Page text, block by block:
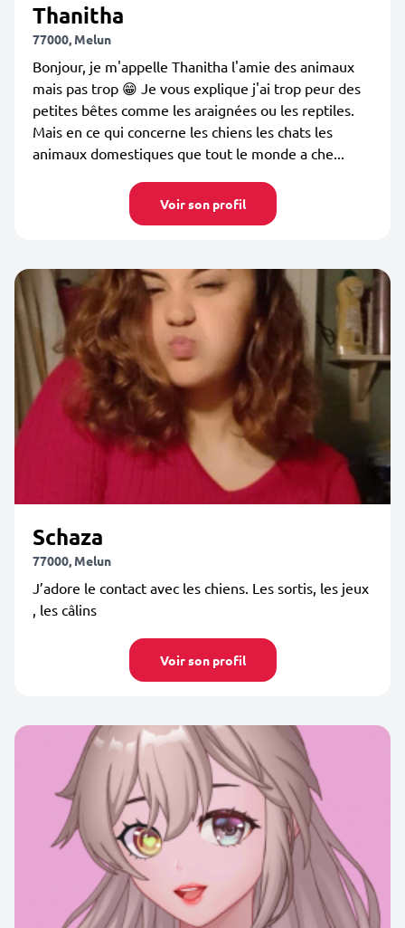
Thanitha
77000, Melun
Bonjour, je m'appelle Thanitha l'amie des animaux
mais pas trop 😁 Je vous explique j'ai trop peur des
petites bêtes comme les araignées ou les reptiles.
Mais en ce qui concerne les chiens les chats les
animaux domestiques que tout le monde a che...
Voir son profil
Schaza
77000, Melun
J’adore le contact avec les chiens. Les sortis, les jeux
, les câlins
Voir son profil